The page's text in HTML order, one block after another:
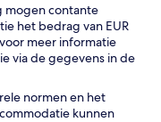
mogen contante
het bedrag van EUR
meer informatie
via de gegevens in de
normen en het
kunnen